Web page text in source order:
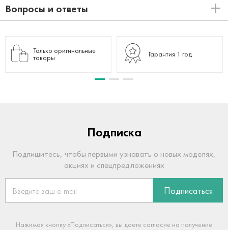
Вопросы и ответы
Только оригинальные
товары
Гарантия 1 год
Подписка
Подпишитесь, чтобы первыми узнавать о новых моделях,
акциях и спецпредложениях
Подписаться
Нажимая кнопку «Подписаться», вы даете согласие на получение